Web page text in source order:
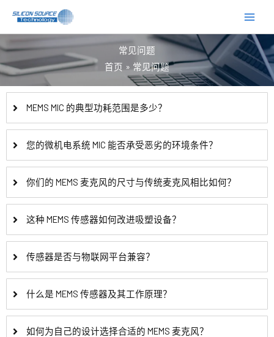
常见问题
首页
常见问题
MEMS MIC 的典型功耗范围是多少？
您的微机电系统 MIC 能否承受恶劣的环境条件？
你们的 MEMS 麦克风的尺寸与传统麦克风相比如何？
这种 MEMS 传感器如何改进吸塑设备？
传感器是否与物联网平台兼容？
什么是 MEMS 传感器及其工作原理？
如何为自己的设计选择合适的 MEMS 麦克风？